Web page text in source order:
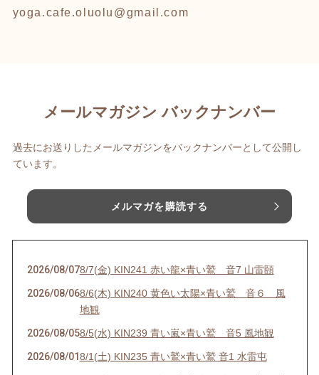
yoga.cafe.oluolu@gmail.com
メールマガジン バックナンバー
過去にお送りしたメールマガジンをバックナンバーとして公開し
ています。
メルマガを購読する
2026/08/078/7(金) KIN241 赤い龍×青い鷲 音7 山雷頤
2026/08/068/6(木) KIN240 黄色い太陽×青い鷲 音６ 風
地観
2026/08/058/5(水) KIN239 青い嵐×青い鷲 音5 風地観
2026/08/018/1(土) KIN235 青い鷲×青い鷲 音1 水雷屯